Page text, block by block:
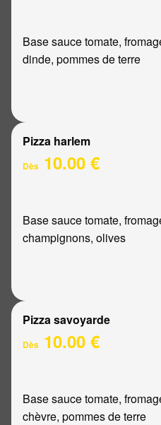
Base sauce tomate,
dinde, pommes de terre
Pizza harlem
Dès 10.00 €
Base sauce tomate,
champignons, olives
Pizza savoyarde
Dès 10.00 €
Base sauce tomate,
chèvre, pommes de terre